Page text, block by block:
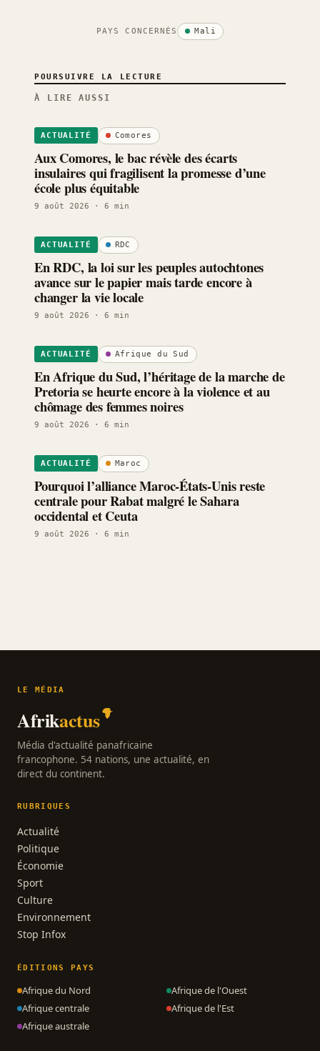
PAYS CONCERNÉS Mali
POURSUIVRE LA LECTURE
À LIRE AUSSI
ACTUALITÉ Comores
Aux Comores, le bac révèle des écarts
insulaires qui fragilisent la promesse d’une
école plus équitable
9 août 2026 · 6 min
ACTUALITÉ RDC
En RDC, la loi sur les peuples autochtones
avance sur le papier mais tarde encore à
changer la vie locale
9 août 2026 · 6 min
ACTUALITÉ Afrique du Sud
En Afrique du Sud, l’héritage de la marche de
Pretoria se heurte encore à la violence et au
chômage des femmes noires
9 août 2026 · 6 min
ACTUALITÉ Maroc
Pourquoi l’alliance Maroc-États-Unis reste
centrale pour Rabat malgré le Sahara
occidental et Ceuta
9 août 2026 · 6 min
LE MÉDIA
Afrikactus
Média d'actualité panafricaine
francophone. 54 nations, une actualité, en
direct du continent.
RUBRIQUES
Actualité
Politique
Économie
Sport
Culture
Environnement
Stop Infox
ÉDITIONS PAYS
Afrique du Nord
Afrique de l'Ouest
Afrique centrale
Afrique de l'Est
Afrique australe